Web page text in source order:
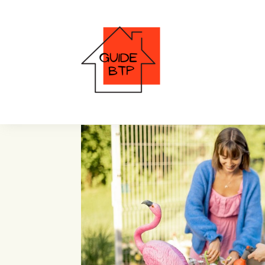
Piscines naturelles